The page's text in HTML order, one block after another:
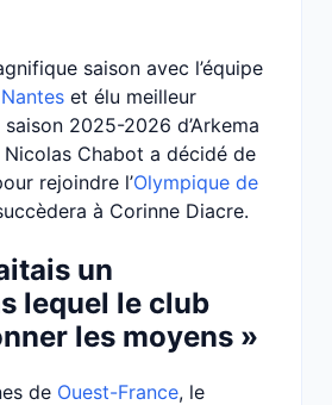
saison avec l’équipe
et élu meilleur
2025-2026 d’Arkema
Nicolas Chabot a décidé de
rejoindre l’Olympique de
à Corinne Diacre.
un
lequel le club
les moyens »
de Ouest-France, le